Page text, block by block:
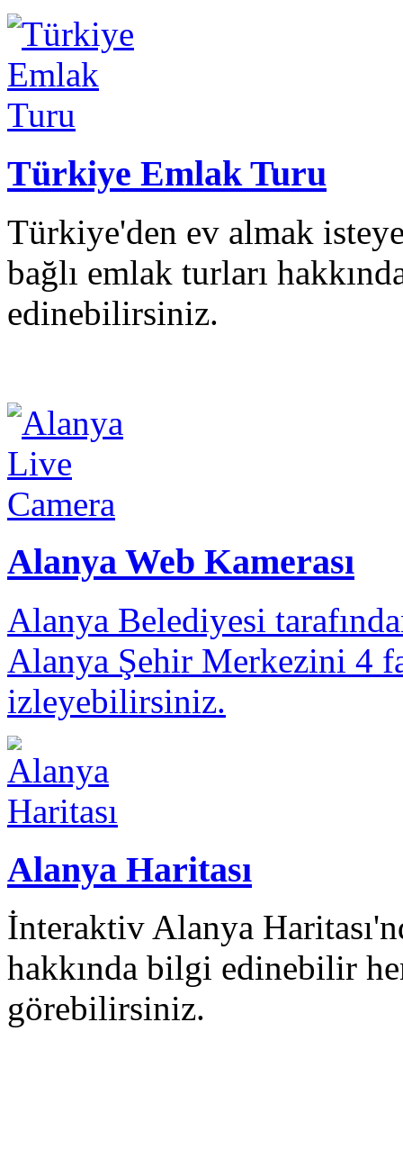
Türkiye Emlak Turu
Türkiye'den ev almak
bağlı emlak turları
edinebilirsiniz.
Alanya Web Kamerası
Alanya Belediyesi
Alanya Şehir Merkezini 4
izleyebilirsiniz.
Alanya Haritası
İnteraktiv Alanya
hakkında bilgi edinebilir
görebilirsiniz.